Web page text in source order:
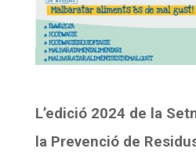
L’edició 2024 de la
la Prevenció de
Diari de la Fundació
Fundesplai als mitjans
Diari de la Fundació
Fundesplai als mitjans